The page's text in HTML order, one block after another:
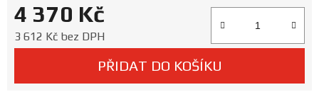
a
katalogy
4 370 Kč
3 612 Kč bez DPH
PŘIDAT DO KOŠÍKU